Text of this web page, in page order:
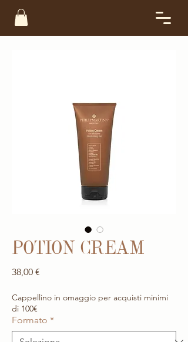
POTION CREAM
38,00 €
Cappellino in omaggio per acquisti minimi
di 100€
Formato *